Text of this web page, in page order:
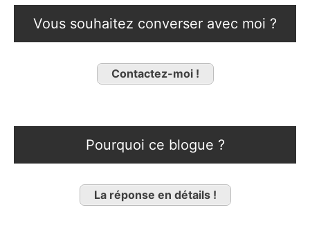
Vous souhaitez converser avec moi ?
Contactez-moi !
Pourquoi ce blogue ?
La réponse en détails !